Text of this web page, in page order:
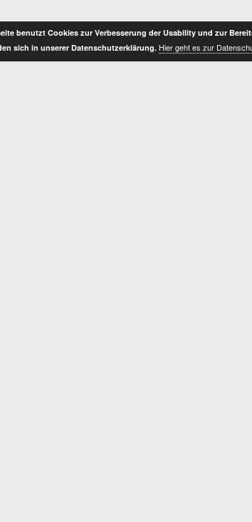
benutzt Cookies zur Verbesserung der Usability und zur
sich in unserer Datenschutzerklärung. Hier geht es zur